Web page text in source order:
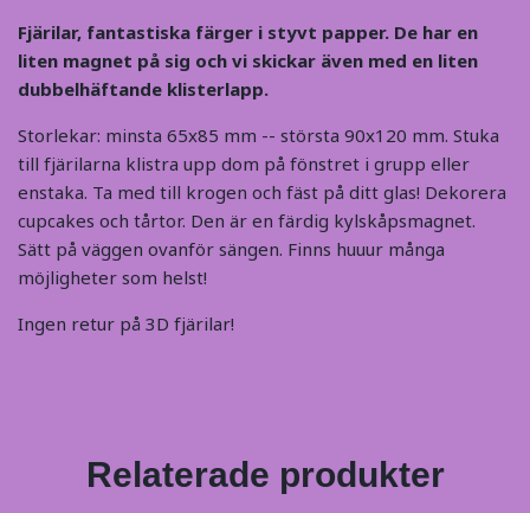
Fjärilar, fantastiska färger i styvt papper. De har en
liten magnet på sig och vi skickar även med en liten
dubbelhäftande klisterlapp.
Storlekar: minsta 65x85 mm -- största 90x120 mm. Stuka
till fjärilarna klistra upp dom på fönstret i grupp eller
enstaka. Ta med till krogen och fäst på ditt glas! Dekorera
cupcakes och tårtor. Den är en färdig kylskåpsmagnet.
Sätt på väggen ovanför sängen. Finns huuur många
möjligheter som helst!
Ingen retur på 3D fjärilar!
Relaterade produkter